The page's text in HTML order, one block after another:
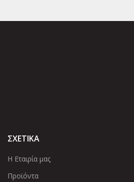
ΣΧΕΤΙΚΑ
Η Εταιρία μας
Προϊόντα